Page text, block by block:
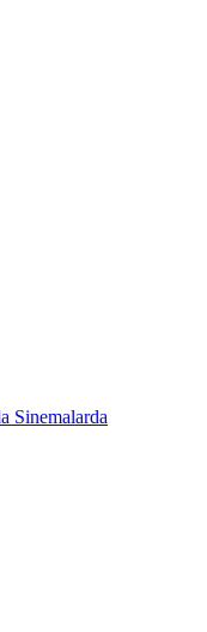
Sinemalarda